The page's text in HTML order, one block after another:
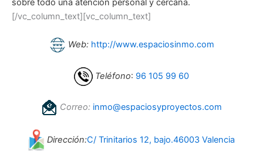
sobre todo una atención personal y cercana.
[/vc_column_text][vc_column_text]
Web: http://www.espaciosinmo.com
Teléfono: 96 105 99 60
Correo: inmo@espaciosyproyectos.com
Dirección:C/ Trinitarios 12, bajo.46003 Valencia